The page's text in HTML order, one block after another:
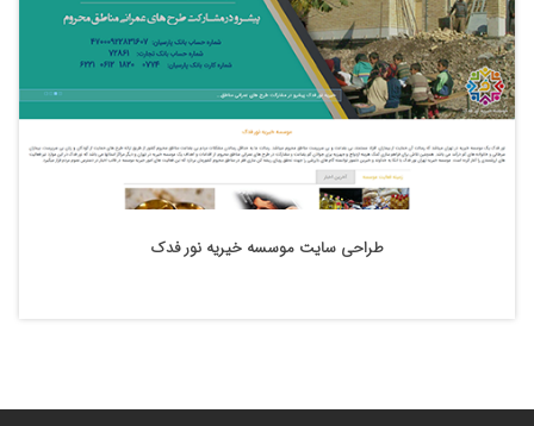
طراحی سایت موسسه خیریه نور فدک